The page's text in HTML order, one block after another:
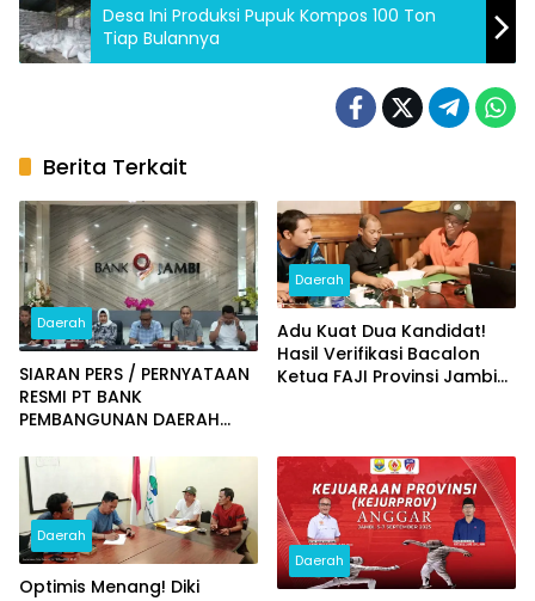
Desa Ini Produksi Pupuk Kompos 100 Ton
Tiap Bulannya
Berita Terkait
Daerah
SIARAN PERS / PERNYATAAN
RESMI PT BANK
PEMBANGUNAN DAERAH
Daerah
Adu Kuat Dua Kandidat!
Hasil Verifikasi Bacalon
Ketua FAJI Provinsi Jambi
Daerah
Optimis Menang! Diki
Daerah